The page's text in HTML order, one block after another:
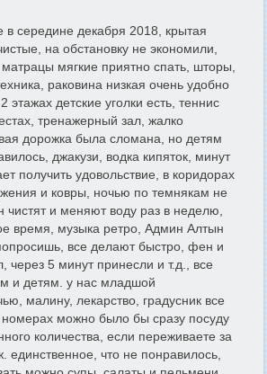
в середине декабря 2018, крытая
на обстановку не экономили,
мягкие приятно спать, шторы,
раковина низкая очень удобно
этажах детские уголки есть, теннис
тренажерный зал, жалко
дорожка была сломана, но детям
джакузи, водка кипяток, минут
получить удовольствие, в коридорах
и ковры, ночью по темнякам не
чистят и меняют воду раз в неделю,
время, музыка ретро, Админ Алтын
все делают быстро, фен и
через 5 минут принесли и т.д., все
и детям. у нас младшой
малину, лекарство, градусник все
можно было бы сразу посуду
количества, если переживаете за
единственное, что не понравилось,